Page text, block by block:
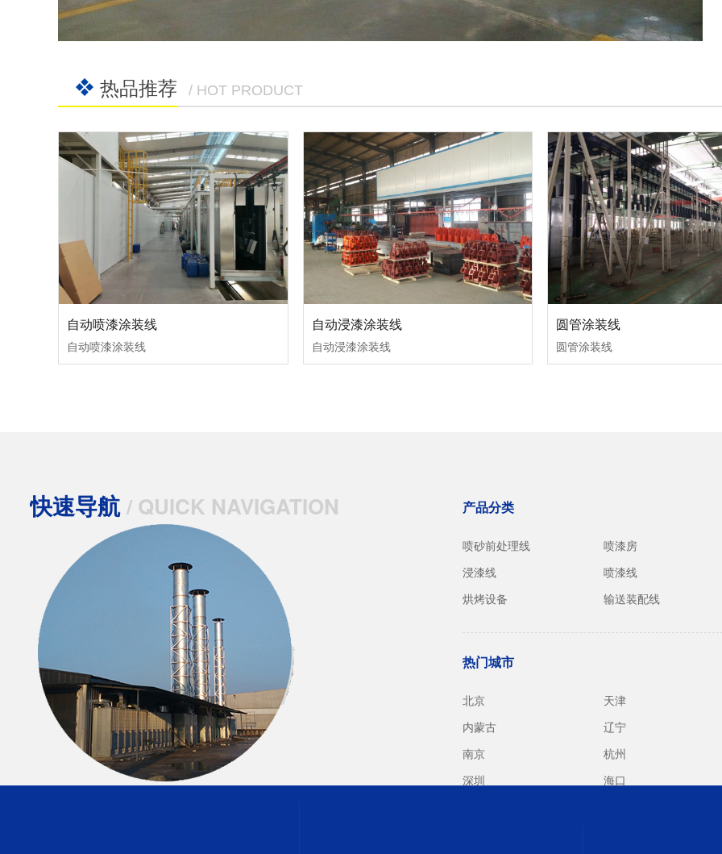
热品推荐 / HOT PRODUCT
自动喷漆涂装线
自动喷漆涂装线
自动浸漆涂装线
自动浸漆涂装线
圆管涂装线
圆管涂装线
产品分类
喷砂前处理线
喷漆房
浸漆线
喷漆线
烘烤设备
输送装配线
热门城市
北京
天津
内蒙古
辽宁
南京
杭州
深圳
海口
快速导航/ QUICK NAVIGATION